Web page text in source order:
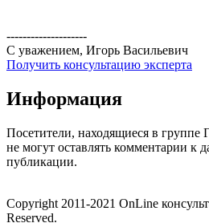
--------------------
С уважением, Игорь Васильевич
Получить консультацию эксперта
Информация
Посетители, находящиеся в группе
не могут оставлять комментарии к
публикации.
Copyright 2011-2021 OnLine
Reserved.